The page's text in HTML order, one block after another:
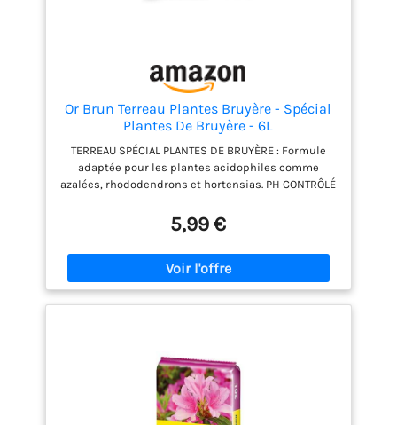
Or Brun Terreau Plantes Bruyère - Spécial
Plantes De Bruyère - 6L
TERREAU SPÉCIAL PLANTES DE BRUYÈRE : Formule
adaptée pour les plantes acidophiles comme
azalées, rhododendrons et hortensias. PH CONTRÔLÉ
croissance optimale. RICHES EN NUTRIMENTS :
Favorise une floraison abondante et des couleurs
éclatantes. DRAINAGE PARFAIT : Évite l’excès d’eau et
protège les racines de l’asphyxie. FABRIQUÉ EN
FRANCE : Qualité premium et respect des normes
écologiques. UTILISABLE EN AGRICULTURE
5,99 €